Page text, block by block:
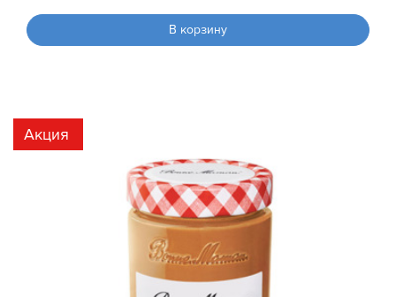
В корзину
Акция